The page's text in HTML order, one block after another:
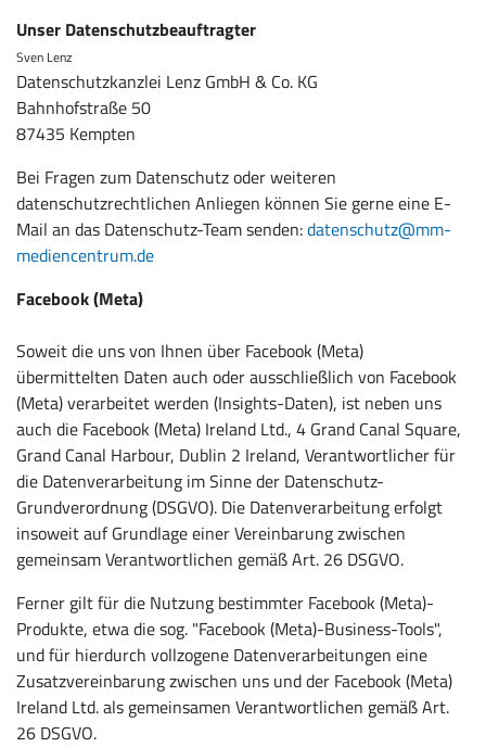
Unser Datenschutzbeauftragter
Sven Lenz
Datenschutzkanzlei Lenz GmbH & Co. KG
Bahnhofstraße 50
87435 Kempten
Bei Fragen zum Datenschutz oder weiteren
datenschutzrechtlichen Anliegen können Sie gerne eine E-
Mail an das Datenschutz-Team senden:datenschutz@mm-
mediencentrum.de
Facebook (Meta)
Soweit die uns von Ihnen über Facebook (Meta)
übermittelten Daten auch oder ausschließlich von Facebook
(Meta) verarbeitet werden (Insights-Daten), ist neben uns
auch die Facebook (Meta) Ireland Ltd., 4 Grand Canal Square,
Grand Canal Harbour, Dublin 2 Ireland, Verantwortlicher für
die Datenverarbeitung im Sinne der Datenschutz-
Grundverordnung (DSGVO). Die Datenverarbeitung erfolgt
insoweit auf Grundlage einer Vereinbarung zwischen
gemeinsam Verantwortlichen gemäß Art. 26 DSGVO.
Ferner gilt für die Nutzung bestimmter Facebook (Meta)-
Produkte, etwa die sog. "Facebook (Meta)-Business-Tools",
und für hierdurch vollzogene Datenverarbeitungen eine
Zusatzvereinbarung zwischen uns und der Facebook (Meta)
Ireland Ltd. als gemeinsamen Verantwortlichen gemäß Art.
26 DSGVO.